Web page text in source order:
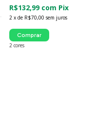
2 xde R$70,00 sem juros
R$132,99 com Pix
2 cores
Comprar